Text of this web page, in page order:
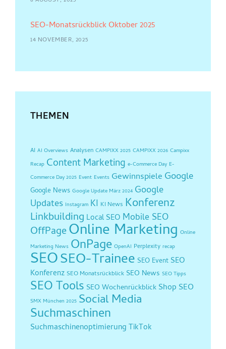
SEO-Monatsrückblick Oktober 2025
14 NOVEMBER, 2025
THEMEN
AI AI Overviews Analysen CAMPIXX 2025 CAMPIXX 2026 Campixx
Recap Content Marketing e-Commerce Day E-
Commerce Day 2025 Event Events Gewinnspiele Google
Google News Google Update März 2024 Google
Updates Instagram KI KI News Konferenz
Linkbuilding Local SEO Mobile SEO
OffPageOnline Marketing Online
Marketing News OnPage OpenAI Perplexity recap
SEOSEO-Trainee SEO Event SEO
Konferenz SEO Monatsrückblick SEO News SEO Tipps
SEO Tools SEO Wochenrückblick Shop SEO
SMX München 2025 Social Media
Suchmaschinen
Suchmaschinenoptimierung TikTok